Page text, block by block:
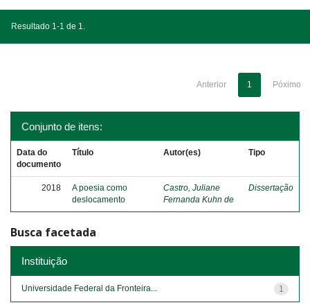
Resultado 1-1 de 1.
Anterior 1 Póximo
Conjunto de itens:
Data do
documento
Título Autor(es) Tipo
2018
A poesia como
deslocamento
Castro, Juliane
Fernanda Kuhn de
Dissertação
Busca facetada
Instituição
1
Universidade Federal da Fronteira...